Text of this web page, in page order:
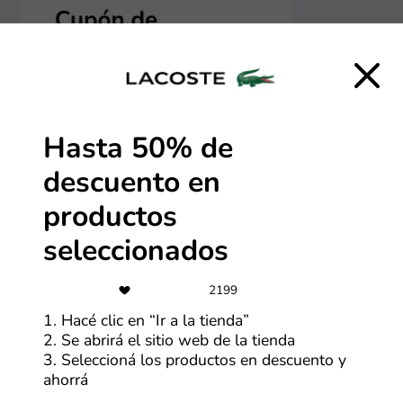
Hasta 50% de
descuento en
productos
seleccionados
2199
1. Hacé clic en “Ir a la tienda”
2. Se abrirá el sitio web de la tienda
3. Seleccioná los productos en descuento y
ahorrá